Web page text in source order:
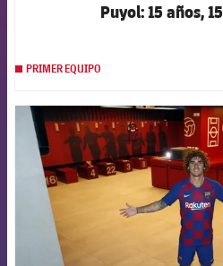
Puyol: 15 años,
PRIMER EQUIPO